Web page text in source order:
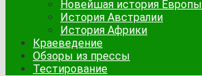
Новейшая история Европы
История Австралии
История Африки
Краеведение
Обзоры из прессы
Тестирование